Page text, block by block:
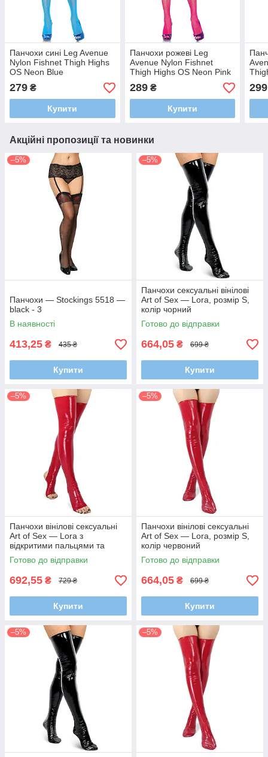
Панчохи сині Leg Avenue
Nylon Fishnet Thigh Highs
OS Neon Blue
279 ₴
Купити
Панчохи рожеві Leg
Avenue Nylon Fishnet
Thigh Highs OS Neon Pink
289₴
Купити
299
Акційні пропозиції та новинки
–5%
Панчохи — Stockings 5518 —
black - 3
В наявності
413,25 ₴ 435 ₴
Купити
–5%
Панчохи сексуальні вінілові
Art of Sex — Lora, розмір S,
колір чорний
Готово до відправки
664,05 ₴ 699 ₴
Купити
–5%
Панчохи вінілові сексуальні
Art of Sex — Lora з
відкритими пальцями та
п'ятою, розмір S, червоні
Готово до відправки
692,55 ₴ 729 ₴
Купити
–5%
Панчохи вінілові сексуальні
Art of Sex — Lora, розмір S,
колір червоний
Готово до відправки
664,05 ₴ 699 ₴
Купити
–5% –5%